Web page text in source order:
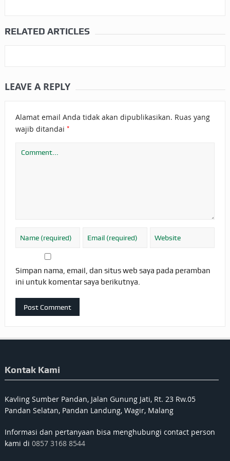
RELATED ARTICLES
LEAVE A REPLY
Alamat email Anda tidak akan dipublikasikan. Ruas yang
wajib ditandai *
Simpan nama, email, dan situs web saya pada peramban
ini untuk komentar saya berikutnya.
Kontak Kami
Kavling Sumber Pandan, Jalan Gunung Jati, Rt. 23 Rw.05
Pandan Selatan, Pandan Landung, Wagir, Malang
Informasi dan pertanyaan bisa menghubungi contact person
kami di 0857 3168 8544